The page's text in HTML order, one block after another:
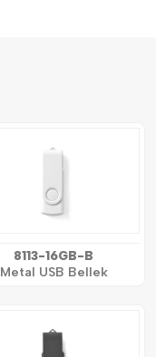
8113-16GB-B
Metal USB Bellek